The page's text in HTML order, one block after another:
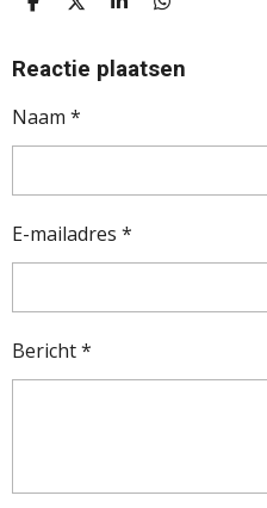
D
E
D
L
S
R
D
E
Reactie plaatsen
Naam *
E-mailadres *
Bericht *